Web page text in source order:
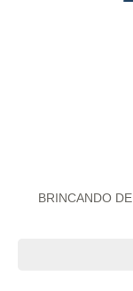
BRINCANDO